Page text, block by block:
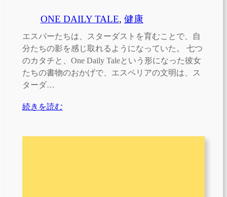
ONE DAILY TALE, 健康
エスパーたちは、スターダストを育むことで、自
分たちの影を感じ取れるようになっていた。 七つ
のカタチと、One Daily Taleという形になった彼女
たちの書物のおかげで、エスペリアの文明は、ス
ターダ…
続きを読む